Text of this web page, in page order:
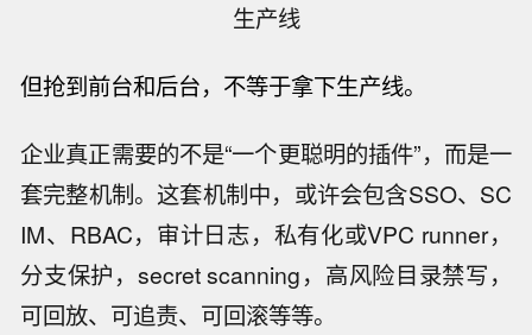
生产线
但抢到前台和后台，不等于拿下生产线。
企业真正需要的不是“一个更聪明的插件”，而是一
套完整机制。这套机制中，或许会包含SSO、SC
IM、RBAC，审计日志，私有化或VPC runner，
分支保护，secret scanning，高风险目录禁写，
可回放、可追责、可回滚等等。